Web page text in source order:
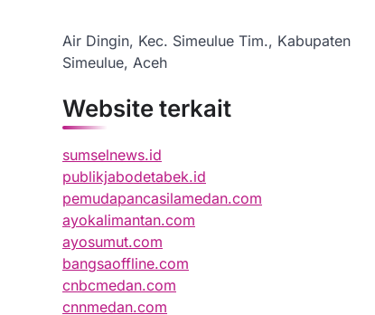
Air Dingin, Kec. Simeulue Tim., Kabupaten
Simeulue, Aceh
Website terkait
sumselnews.id
publikjabodetabek.id
pemudapancasilamedan.com
ayokalimantan.com
ayosumut.com
bangsaoffline.com
cnbcmedan.com
cnnmedan.com